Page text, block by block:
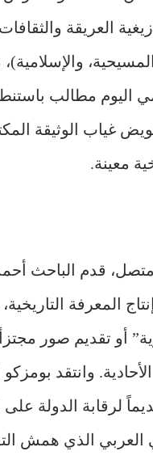
العريقة
المسيحية،
اليوم مطالب
غياب الوثيقة
معينة.
قدم الباحث
المعرفة
أو تقديم صور
وانتقد بومزكو
لرقابة الدولة على
العربي الذي همش